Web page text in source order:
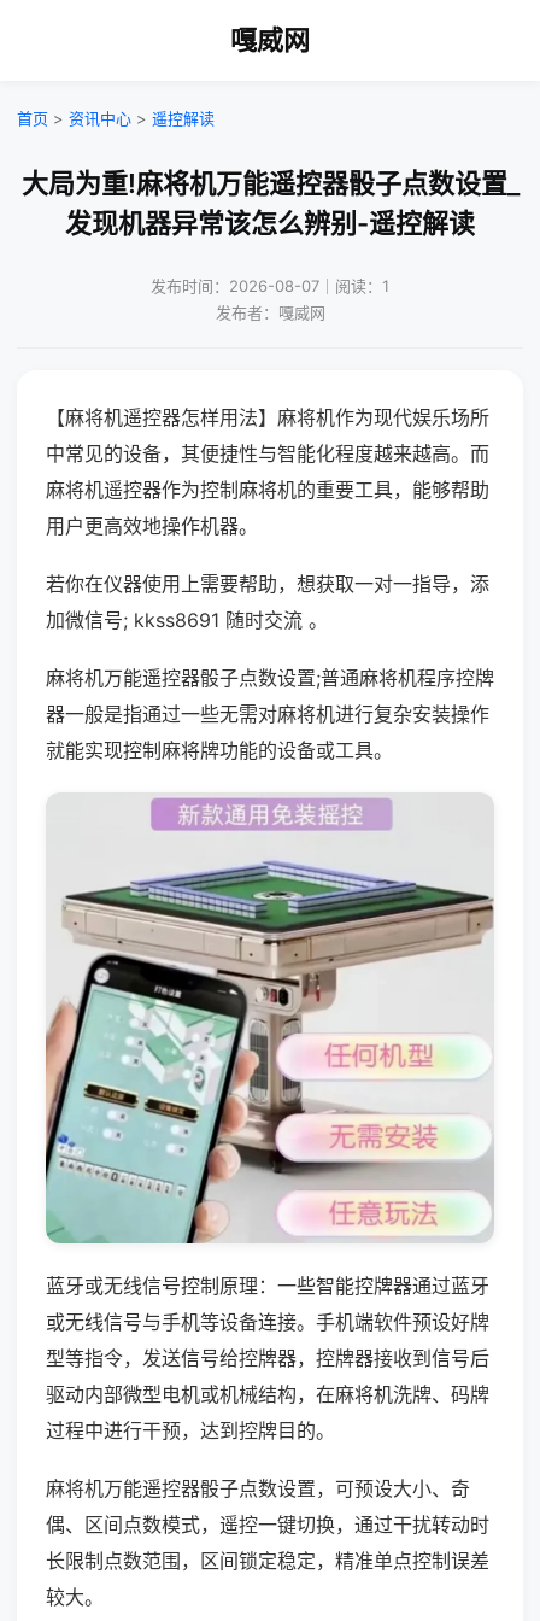
嘎威网
首页 > 资讯中心 > 遥控解读
大局为重!麻将机万能遥控器骰子点数设置_
发现机器异常该怎么辨别-遥控解读
发布时间：2026-08-07｜阅读：1
发布者：嘎威网
【麻将机遥控器怎样用法】麻将机作为现代娱乐场所
中常见的设备，其便捷性与智能化程度越来越高。而
麻将机遥控器作为控制麻将机的重要工具，能够帮助
用户更高效地操作机器。
若你在仪器使用上需要帮助，想获取一对一指导，添
加微信号; kkss8691 随时交流 。
麻将机万能遥控器骰子点数设置;普通麻将机程序控牌
器一般是指通过一些无需对麻将机进行复杂安装操作
就能实现控制麻将牌功能的设备或工具。
蓝牙或无线信号控制原理：一些智能控牌器通过蓝牙
或无线信号与手机等设备连接。手机端软件预设好牌
型等指令，发送信号给控牌器，控牌器接收到信号后
驱动内部微型电机或机械结构，在麻将机洗牌、码牌
过程中进行干预，达到控牌目的。
麻将机万能遥控器骰子点数设置，可预设大小、奇
偶、区间点数模式，遥控一键切换，通过干扰转动时
长限制点数范围，区间锁定稳定，精准单点控制误差
较大。